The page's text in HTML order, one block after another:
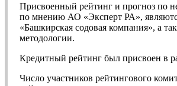
Присвоенный рейтинг и прогноз по
по мнению АО «Эксперт РА»,
«Башкирская содовая компания», а
методологии.
Кредитный рейтинг был присвоен в
Число участников рейтингового